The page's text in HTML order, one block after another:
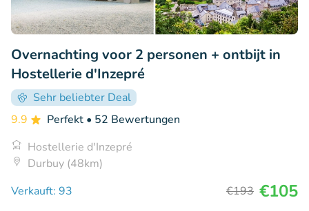
Overnachting voor 2 personen + ontbijt in
Hostellerie d'Inzepré
Sehr beliebter Deal
9.9
Perfekt • 52 Bewertungen
Hostellerie d'Inzepré
Durbuy (48km)
Verkauft: 93
€193 €105